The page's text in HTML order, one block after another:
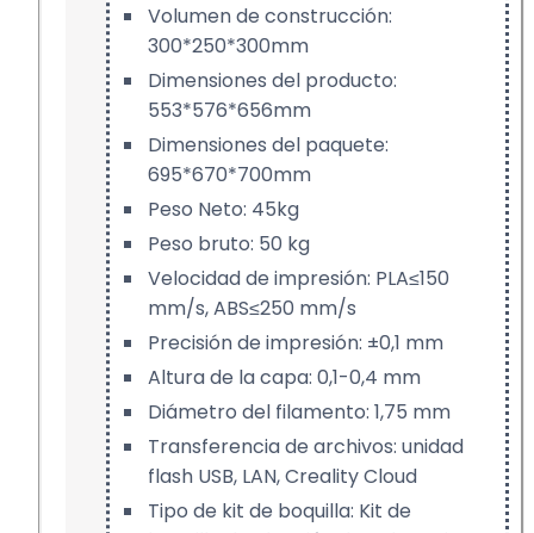
Volumen de construcción:
300*250*300mm
Dimensiones del producto:
553*576*656mm
Dimensiones del paquete:
695*670*700mm
Peso Neto: 45kg
Peso bruto: 50 kg
Velocidad de impresión: PLA≤150
mm/s, ABS≤250 mm/s
Precisión de impresión: ±0,1 mm
Altura de la capa: 0,1-0,4 mm
Diámetro del filamento: 1,75 mm
Transferencia de archivos: unidad
flash USB, LAN, Creality Cloud
Tipo de kit de boquilla: Kit de